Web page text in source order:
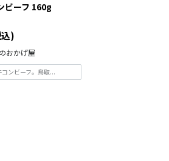
ビーフ 160g
)
おかげ屋
ンビーフ。鳥取...